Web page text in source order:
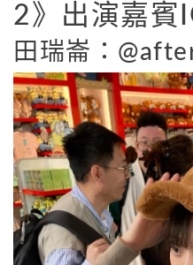
2》出演嘉賓
田瑞崙：